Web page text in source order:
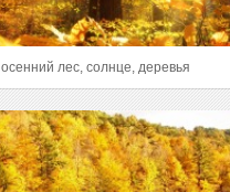
осенний лес, солнце, деревья